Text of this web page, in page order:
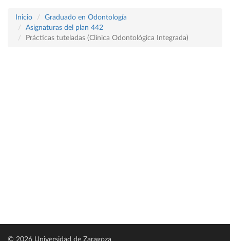
Inicio
Graduado en Odontología
Asignaturas del plan 442
Prácticas tuteladas (Clínica Odontológica Integrada)
© 2026 Universidad de Zaragoza